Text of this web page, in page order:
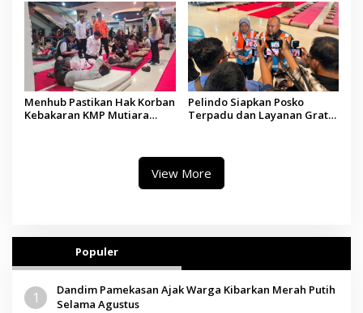
Menhub Pastikan Hak Korban
Kebakaran KMP Mutiara
Pelindo Siapkan Posko
Terpadu dan Layanan Gratis
View More
Populer
1
Dandim Pamekasan Ajak Warga Kibarkan Merah Putih
Selama Agustus